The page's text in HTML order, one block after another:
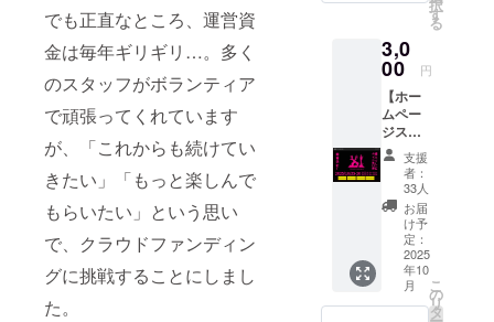
でも正直なところ、運営資
金は毎年ギリギリ…。多く
のスタッフがボランティア
で頑張ってくれています
が、「これからも続けてい
きたい」「もっと楽しんで
もらいたい」という思い
で、クラウドファンディン
グに挑戦することにしまし
た。
しま
す。 １
人まで
期間中
利用可
能で
す。疲
れた時
寛ぐス
ペース
として
ご利用
くださ
い。※飲
食はOK
です
は、教
い」個
別指導
塾浜崎
アカデ
ミーが
「ゾン
ビ休憩
所」に
なりま
す。 ゾ
ンビに
疲れた
身も心
も休め
るため
に塾ら
択
す
る
3,0
00 円
【ホー
ムペー
ジスポ
ンサー
（個
人）】
横川ゾ
ンビナ
イト公
式サイ
トにお
名前
（ハン
支援
者：
33人
お届
け予
定：
2025
年10
月
こ
の
リ
タ